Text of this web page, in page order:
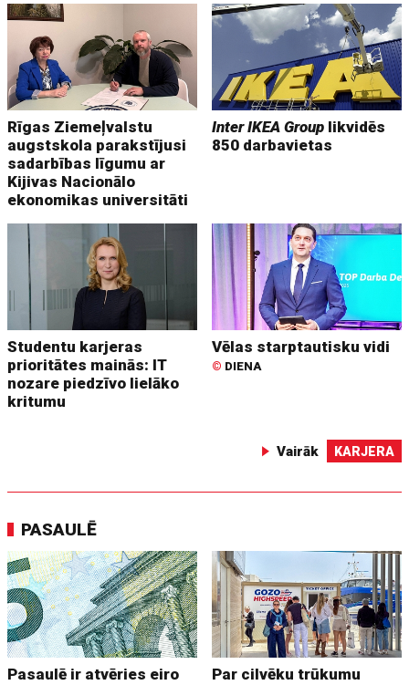
Rīgas Ziemeļvalstu
augstskola parakstījusi
sadarbības līgumu ar
Kijivas Nacionālo
ekonomikas universitāti
Inter IKEA Group likvidēs
850 darbavietas
Studentu karjeras
prioritātes mainās: IT
nozare piedzīvo lielāko
kritumu
Vēlas starptautisku vidi
© DIENA
Vairāk KARJERA
PASAULĒ
Pasaulē ir atvēries eiro
Par cilvēku trūkumu